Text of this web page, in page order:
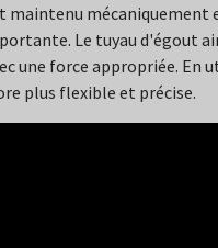
maintenu
Le tuyau d'égout
une force appropriée.
plus flexible et précise.